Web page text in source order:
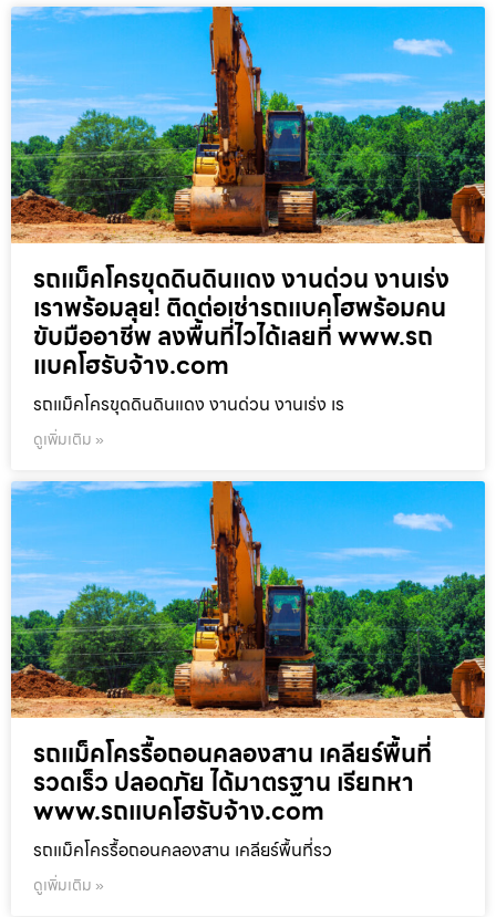
รถแม็คโครขุดดินดินแดง งานด่วน งานเร่ง
เราพร้อมลุย! ติดต่อเช่ารถแบคโฮพร้อมคน
ขับมืออาชีพ ลงพื้นที่ไวได้เลยที่ www.รถ
แบคโฮรับจ้าง.com
รถแม็คโครขุดดินดินแดง งานด่วน งานเร่ง เร
ดูเพิ่มเติม »
รถแม็คโครรื้อถอนคลองสาน เคลียร์พื้นที่
รวดเร็ว ปลอดภัย ได้มาตรฐาน เรียกหา
www.รถแบคโฮรับจ้าง.com
รถแม็คโครรื้อถอนคลองสาน เคลียร์พื้นที่รว
ดูเพิ่มเติม »